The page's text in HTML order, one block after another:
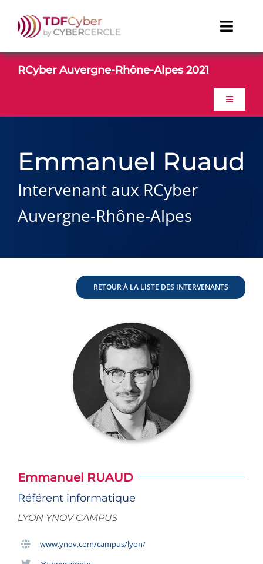
contenu
TDFCyber
Youtube
RCyber Auvergne-Rhône-Alpes 2021
Toggle
PROGRAMME
Emmanuel Ruaud
Intervenant aux RCyber
Auvergne-Rhône-Alpes
RETOUR À LA LISTE DES INTERVENANTS
Emmanuel RUAUD
Référent informatique
LYON YNOV CAMPUS
www.ynov.com/campus/lyon/